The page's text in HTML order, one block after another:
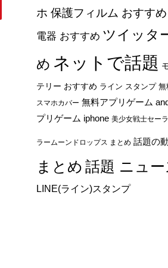
ホ 保護フィルム おすすめ
電器 おすすめ ツイッタ
め ネットで話題
テリー おすすめ ライン スタンプ 無
スマホカバー 無料アプリゲーム
プリゲーム iphone 美少女戦士セー
ラームーンドロップス まとめ 話題の
まとめ 話題 ニュー
LINE(ライン)スタンプ